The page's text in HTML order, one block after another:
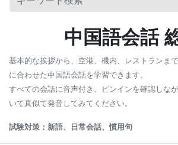
中国語会話
基本的な挨拶から、空港、機内、レストランま
に合わせた中国語会話を学習できます。
すべての会話に音声付き、ピンインを確認しな
いて真似て発音してみてください。
試験対策：新語、日常会話、慣用句